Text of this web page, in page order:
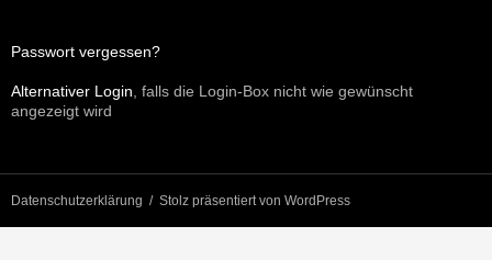
Passwort vergessen?
Alternativer Login , falls die Login-Box nicht wie gewünscht
angezeigt wird
Datenschutzerklärung Stolz präsentiert von WordPress